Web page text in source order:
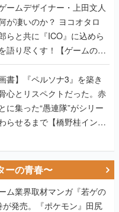
ームデザイナー・上田文人
が凄いのか？ ヨコオタロ
らと共に『ICO』に込めら
語り尽くす！【ゲームの企
書】『ペルソナ3』を築き
心とリスペクトだった。赤
に集った“愚連隊”がシリー
らせるまで【橋野桂インタ
ーの青春〜
ム業界取材マンガ『若ゲの
が発売。『ポケモン』田尻